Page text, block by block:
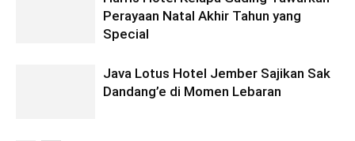
Perayaan Natal Akhir Tahun yang
Special
Java Lotus Hotel Jember Sajikan Sak
Dandang’e di Momen Lebaran